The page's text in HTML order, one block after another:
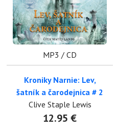
MP3 / CD
Kroniky Narnie: Lev,
šatník a čarodejnica # 2
Clive Staple Lewis
12.95 €